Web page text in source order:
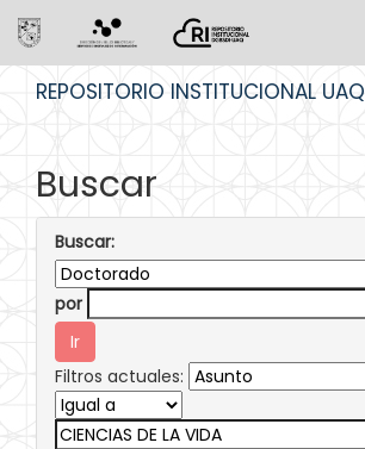
REPOSITORIO INSTITUCIONAL UAQ
Buscar
Buscar:
por
Filtros actuales: